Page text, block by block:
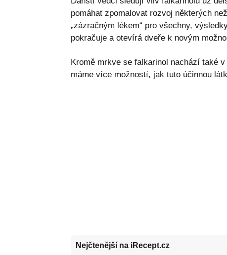
pomáhat zpomalovat rozvoj některých
„zázračným lékem“ pro všechny,
pokračuje a otevírá dveře k novým
Kromě mrkve se falkarinol nachází také v
máme více možností, jak tuto účinnou
Nejčtenější na iRecept.cz